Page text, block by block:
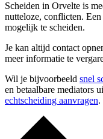
Scheiden in Orvelte is
nutteloze, conflicten.
mogelijk te scheiden.
Je kan altijd contact
meer informatie te
Wil je bijvoorbeeld snel
en betaalbare mediators
echtscheiding aanvragen.